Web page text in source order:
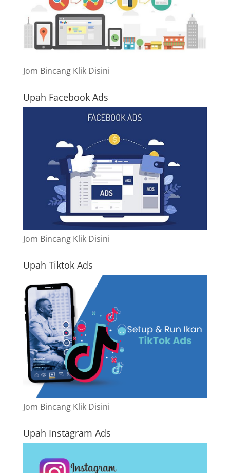
Jom Bincang Klik Disini
Upah Facebook Ads
Jom Bincang Klik Disini
Upah Tiktok Ads
Jom Bincang Klik Disini
Upah Instagram Ads